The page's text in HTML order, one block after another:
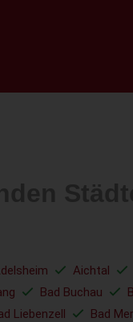
Aichtal
Bad Buchau
Liebenzell Bad